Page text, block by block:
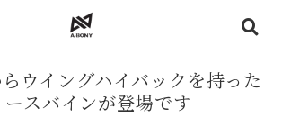
ウイングハイバックを持った
ースバインが登場です